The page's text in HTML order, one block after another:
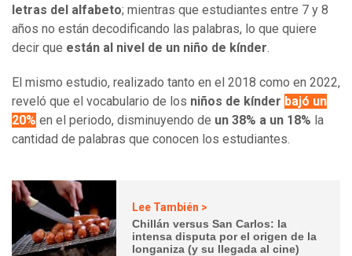
letras del alfabeto; mientras que estudiantes entre 7 y 8
años no están decodificando las palabras, lo que quiere
decir que están al nivel de un niño de kínder.
El mismo estudio, realizado tanto en el 2018 como en 2022,
reveló que el vocabulario de los niños de kínder bajó un
20% en el periodo, disminuyendo de un 38% a un 18% la
cantidad de palabras que conocen los estudiantes.
Lee También >
Chillán versus San Carlos: la
intensa disputa por el origen de la
longaniza (y su llegada al cine)